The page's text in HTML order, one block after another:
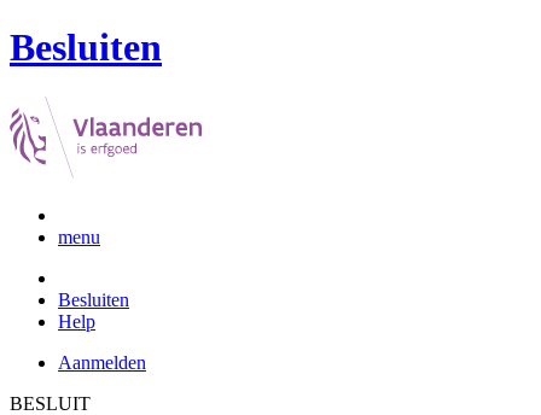
Besluiten
menu
Besluiten
Help
Aanmelden
BESLUIT